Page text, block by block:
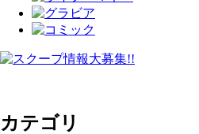
カテゴリ